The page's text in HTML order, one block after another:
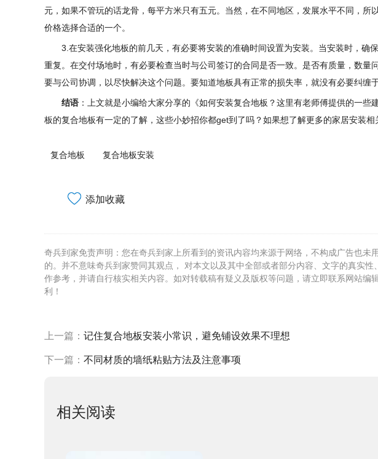
元，如果不管玩的话龙骨，每平方米只有五元。当然，在不同地区，发展水平不同，所
价格选择合适的一个。
3.在安装强化地板的前几天，有必要将安装的准确时间设置为安装。当安装时，确
重复。在交付场地时，有必要检查当时与公司签订的合同是否一致。是否有质量，数量
要与公司协调，以尽快解决这个问题。要知道地板具有正常的损失率，就没有必要纠缠于
结语 ：上文就是小编给大家分享的《如何安装复合地板？这里有老师傅提供的一
板的复合地板有一定的了解，这些小妙招你都get到了吗？如果想了解更多的家居安装相
复合地板 复合地板安装
添加收藏
奇兵到家免责声明：您在奇兵到家上所看到的资讯内容均来源于网络，不构成广告也未
的。并不意味奇兵到家赞同其观点， 对本文以及其中全部或者部分内容、文字的真实
作参考，并请自行核实相关内容。如对转载稿有疑义及版权等问题，请立即联系网站编
利！
上一篇： 记住复合地板安装小常识，避免铺设效果不理想
下一篇： 不同材质的墙纸粘贴方法及注意事项
相关阅读